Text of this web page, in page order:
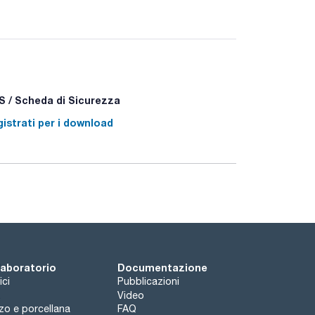
/ Scheda di Sicurezza
per i download
e porcellana
Documentazione
Pubblicazioni
Video
FAQ